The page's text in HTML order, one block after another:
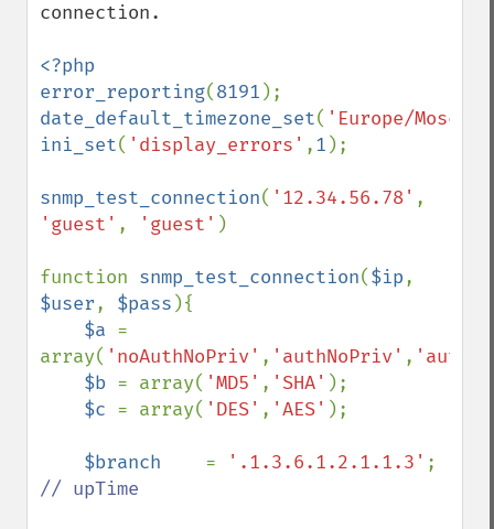
connection.
<?php
error_reporting(8191
date_default_timezone_set( 'Europe/Moscow'
ini_set( 'display_errors' ,1 );
snmp_test_connection( '12.34.56.78'
'guest' , 'guest' )
function snmp_test_connection($ip
$user, $pass ){
$a =
array( 'noAuthNoPriv' , 'authNoPriv' ,
$b = array( 'MD5' , 'SHA' );
$c = array( 'DES' , 'AES' );
$branch = '.1.3.6.1.2.1.1.3'
// upTime